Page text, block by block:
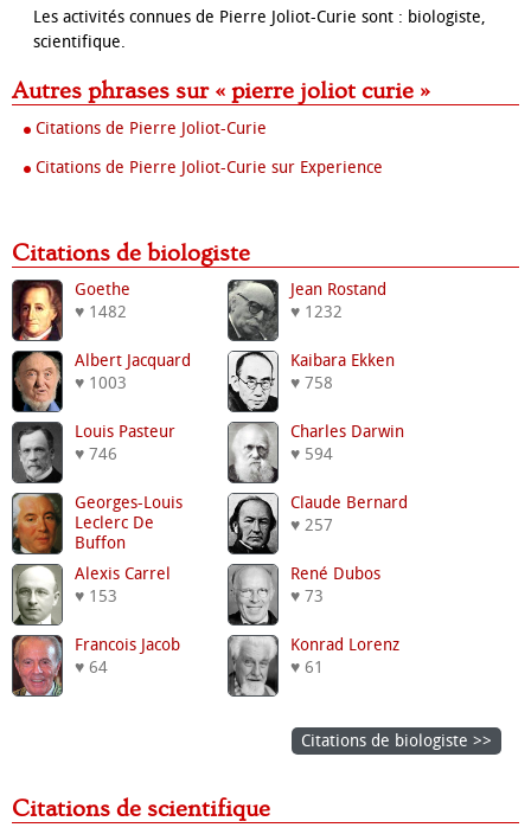
Les activités connues de Pierre Joliot-Curie sont : biologiste,
scientifique.
Autres phrases sur « pierre joliot curie »
Citations de Pierre Joliot-Curie
Citations de Pierre Joliot-Curie sur Experience
Citations de biologiste
Goethe
♥ 1482
Jean Rostand
♥ 1232
Albert Jacquard
♥ 1003
Kaibara Ekken
♥ 758
Louis Pasteur
♥ 746
Charles Darwin
♥ 594
Georges-Louis
Leclerc De
Buffon
♥ 376
Claude Bernard
♥ 257
Alexis Carrel
♥ 153
René Dubos
♥ 73
Francois Jacob
♥ 64
Konrad Lorenz
♥ 61
Citations de biologiste >>
Citations de scientifique